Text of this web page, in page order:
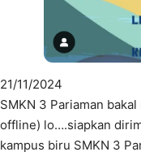
21/11/2024
SMKN 3 Pariaman
offline) lo….siapkan
kampus biru SMKN 3